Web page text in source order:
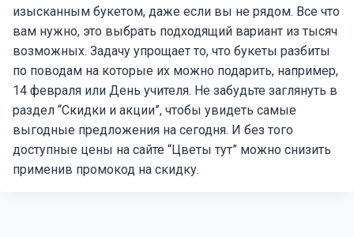
изысканным букетом, даже если вы не рядом. Все что
вам нужно, это выбрать подходящий вариант из тысяч
возможных. Задачу упрощает то, что букеты разбиты
по поводам на которые их можно подарить, например,
14 февраля или День учителя. Не забудьте заглянуть в
раздел “Скидки и акции”, чтобы увидеть самые
выгодные предложения на сегодня. И без того
доступные цены на сайте “Цветы тут” можно снизить
применив промокод на скидку.